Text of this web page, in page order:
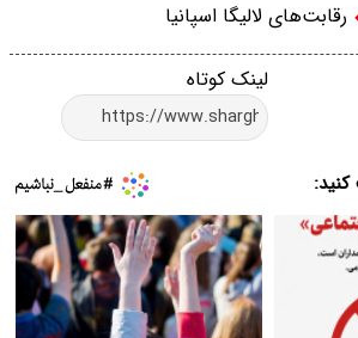
رقابت‌های لالیگا اسپانیا
لینک کوتاه
کنید: